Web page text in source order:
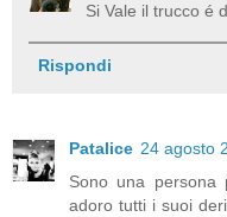
Si Vale il trucco é
Rispondi
Patalice 24 agosto
Sono una persona
adoro tutti i suoi